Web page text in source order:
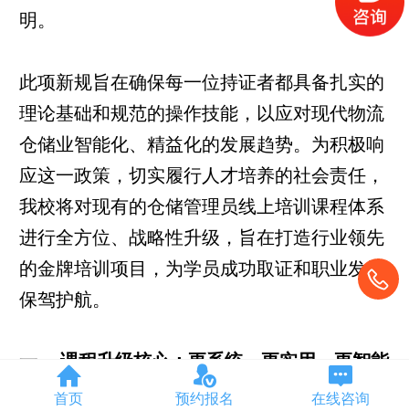
明。
此项新规旨在确保每一位持证者都具备扎实的
理论基础和规范的操作技能，以应对现代物流
仓储业智能化、精益化的发展趋势。为积极响
应这一政策，切实履行人才培养的社会责任，
我校将对现有的仓储管理员线上培训课程体系
进行全方位、战略性升级，旨在打造行业领先
的金牌培训项目，为学员成功取证和职业发展
保驾护航。
一、
课程升级核心：更系统、更实用、更智能
本次课程升级并非简单的课时增加，而是基于
首页 预约报名 在线咨询